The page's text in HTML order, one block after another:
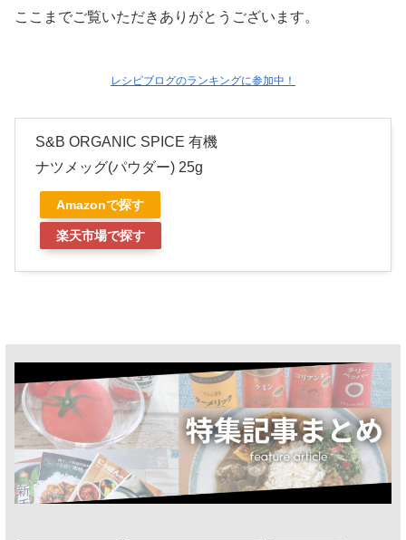
ここまでご覧いただきありがとうございます。
レシピブログのランキングに参加中！
S&B ORGANIC SPICE 有機
ナツメッグ(パウダー) 25g
Amazonで探す
楽天市場で探す